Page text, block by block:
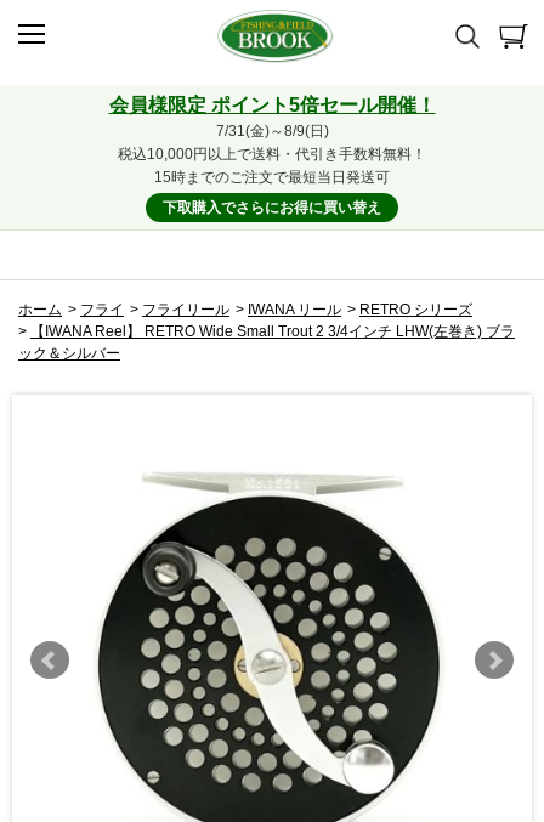
会員様限定 ポイント5倍セール開催！
7/31(金)～8/9(日)
税込10,000円以上で送料・代引き手数料無料！
15時までのご注文で最短当日発送可
下取購入でさらにお得に買い替え
ホーム > フライ > フライリール > IWANA リール > RETRO シリーズ
>
【IWANA Reel】 RETRO Wide Small Trout 2 3/4インチ LHW(左巻き) ブラ
ック＆シルバー